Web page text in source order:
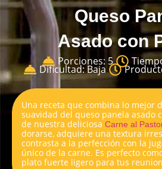
Queso
Asado con
Porciones: 5
Dificultad: Baja
Una receta que combina lo mejor
suavidad del queso panela asado
de nuestra deliciosa Carne al
dorarse, adquiere una textura
contrasta a la perfección con la
único de la carne. Es perfecto
plato fuerte ligero para tus